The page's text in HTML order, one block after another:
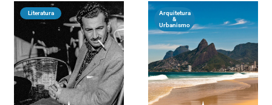
Literatura
Arquitetura
&
Urbanismo